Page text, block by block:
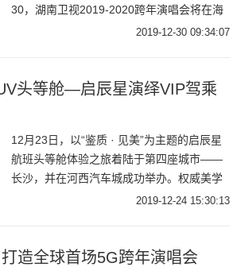
30，湖南卫视2019-2020跨年演唱会将在海
口五源河体育场盛大开启，“神仙打架”的官
2019-12-30 09:34:07
头等舱—启辰星演绎VIP驾乘
12月23日，以“鉴质 · 见美”为主题的启辰星
航班头等舱体验之旅着陆于第四座城市——
长沙，并在河西汽车城成功举办。权威美学
专家、东风启辰领导和设计师、到场媒体
2019-12-24 15:30:13
造全球首场5G跨年演唱会